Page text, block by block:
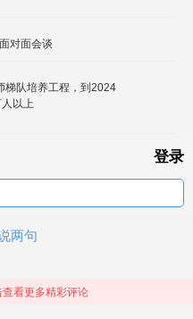
对面会谈
梯队培养工程，到2024
以上
登录
两句
查看更多精彩评论